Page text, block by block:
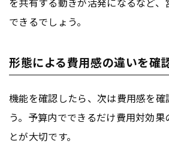
できるでしょう。
形態による費用感の違いを確
機能を確認したら、次は費用感を確
う。予算内でできるだけ費用対効果
とが大切です。